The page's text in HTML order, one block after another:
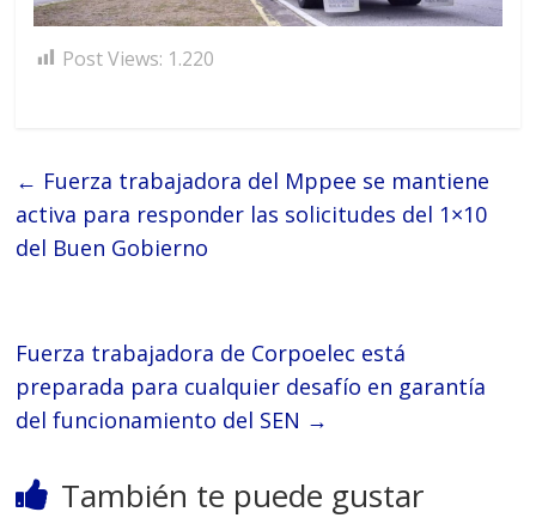
Post Views: 1.220
← Fuerza trabajadora del Mppee se mantiene
activa para responder las solicitudes del 1×10
del Buen Gobierno
Fuerza trabajadora de Corpoelec está
preparada para cualquier desafío en garantía
del funcionamiento del SEN →
También te puede gustar